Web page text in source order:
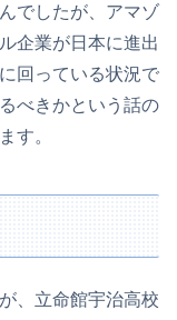
でしたが、アマゾ
企業が日本に進出
回っている状況で
べきかという話の
す。
、立命館宇治高校